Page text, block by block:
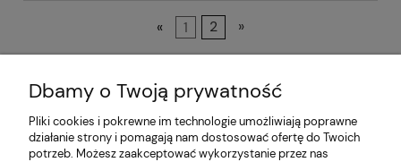
« 1 2 »
Dbamy o Twoją prywatność
Pliki cookies i pokrewne im technologie umożliwiają poprawne
działanie strony i pomagają nam dostosować ofertę do Twoich
potrzeb. Możesz zaakceptować wykorzystanie przez nas